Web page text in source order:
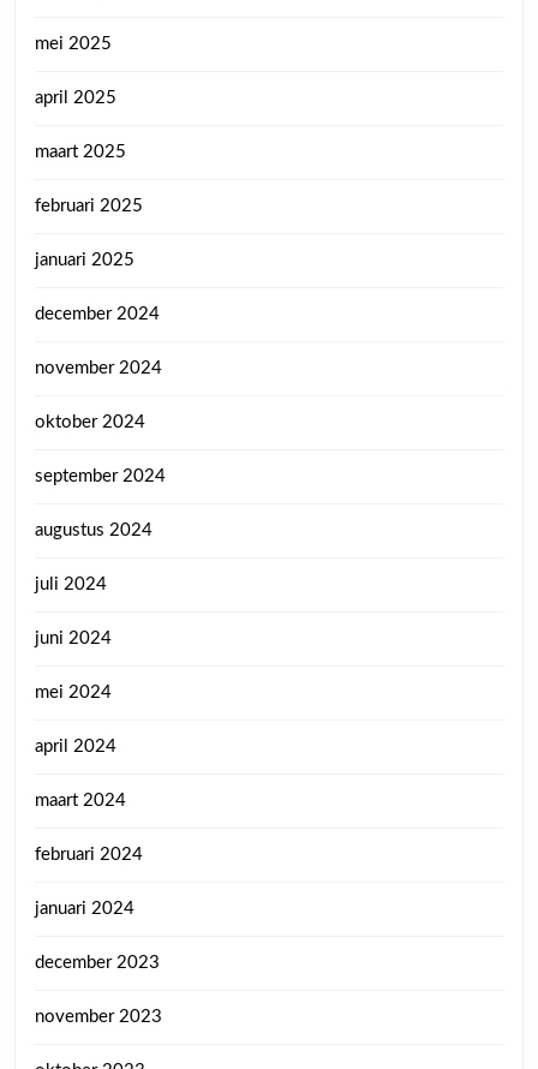
mei 2025
april 2025
maart 2025
februari 2025
januari 2025
december 2024
november 2024
oktober 2024
september 2024
augustus 2024
juli 2024
juni 2024
mei 2024
april 2024
maart 2024
februari 2024
januari 2024
december 2023
november 2023